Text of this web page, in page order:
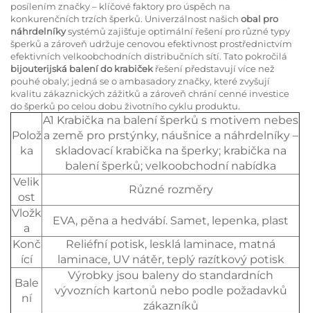
posílením značky – klíčové faktory pro úspěch na
konkurenčních trzích šperků. Univerzálnost našich obal pro
náhrdelníkysystémů zajišťuje optimální řešení pro různé typy
šperků a zároveň udržuje cenovou efektivnost prostřednictvím
efektivních velkoobchodních distribučních sítí. Tato pokročilá
bijouterijská balení do krabiček řešení představují více než
pouhé obaly; jedná se o ambasadory značky, které zvyšují
kvalitu zákaznických zážitků a zároveň chrání cenné investice
do šperků po celou dobu životního cyklu produktu.
Polož
ka
A1 Krabička na balení šperků s motivem nebes
a země pro prstýnky, náušnice a náhrdelníky –
skladovací krabička na šperky; krabička na
balení šperků; velkoobchodní nabídka
Velik
ost
Různé rozměry
Vložk
a
EVA, pěna a hedvábí. Samet, lepenka, plast
Konč
ící
Reliéfní potisk, lesklá laminace, matná
laminace, UV nátěr, teplý razítkový potisk
Bale
ní
Výrobky jsou baleny do standardních
vývozních kartonů nebo podle požadavků
zákazníků